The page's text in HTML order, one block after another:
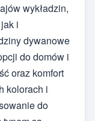
wykładzin,
i
dywanowe
do domów i
oraz komfort
kolorach i
do